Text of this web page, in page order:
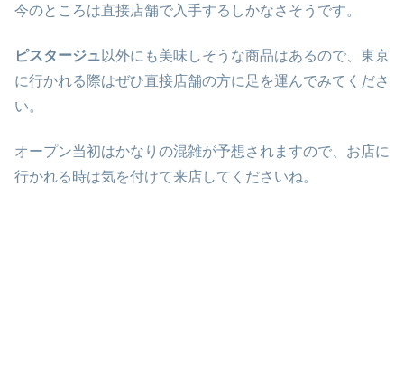
今のところは直接店舗で入手するしかなさそうです。
ピスタージュ 以外にも美味しそうな商品はあるので、東京
に行かれる際はぜひ直接店舗の方に足を運んでみてくださ
い。
オープン当初はかなりの混雑が予想されますので、お店に
行かれる時は気を付けて来店してくださいね。